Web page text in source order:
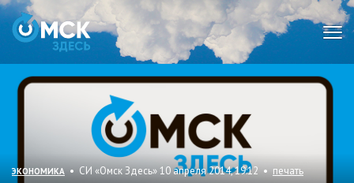
ЭКОНОМИКА • СИ «Омск Здесь» 10 апреля 2014, 19:12 • печать